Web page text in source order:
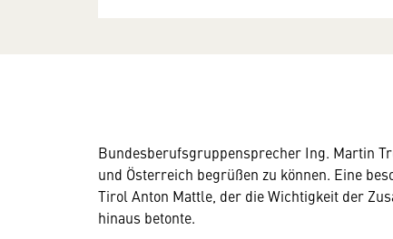
Bundesberufsgruppensprecher Ing. Martin
und Österreich begrüßen zu können. Eine
Tirol Anton Mattle, der die Wichtigkeit der
hinaus betonte.